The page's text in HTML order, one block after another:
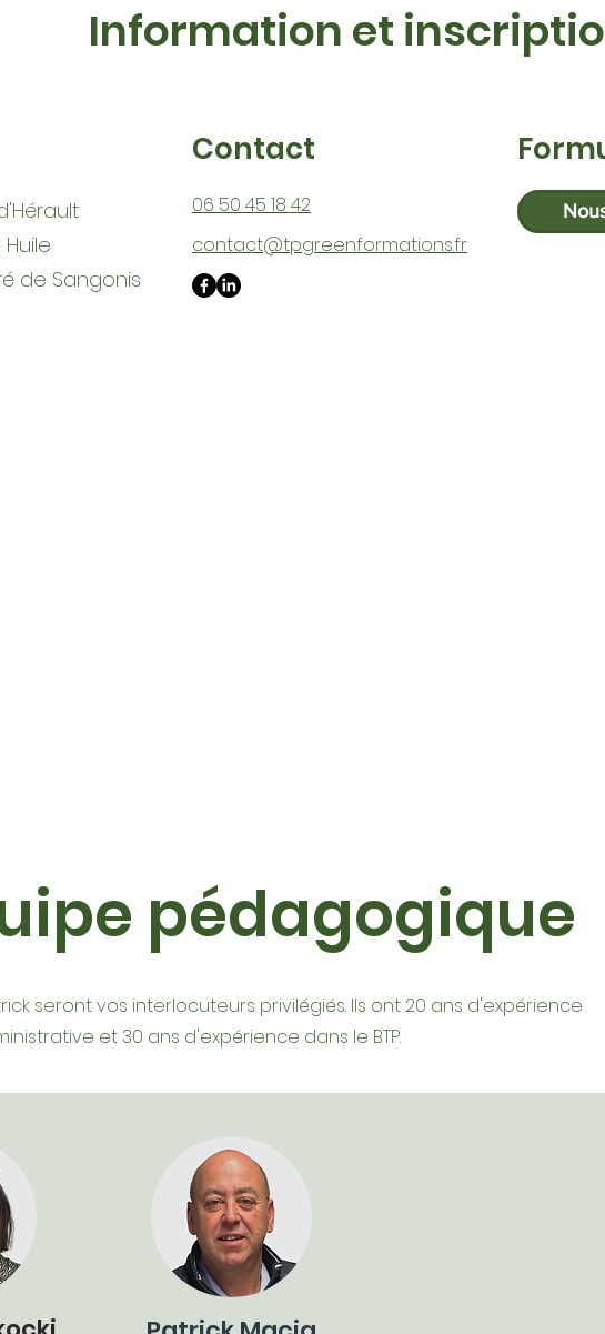
Information et
de Sangonis
Contact
06 50 45 18 42
contact@tpgreenformations.fr
pédagogique
seront vos interlocuteurs privilégiés. Ils ont 20 ans d'expérience
et 30 ans d'expérience dans le BTP.